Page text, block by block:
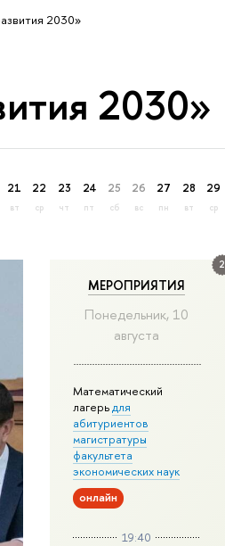
2030»
2030»
21
вт
22
ср
23
чт
24
пт
25
сб
26
вс
27
пн
28
вт
29
ср
2
МЕРОПРИЯТИЯ
Понедельник, 10
августа
Математический
лагерь для
абитуриентов
магистратуры
факультета
экономических наук
онлайн
19:40